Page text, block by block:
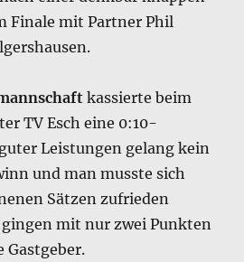
Finale mit Partner Phil
kassierte beim
TV Esch eine 0:10-
Leistungen gelang kein
und man musste sich
Sätzen zufrieden
gingen mit nur zwei Punkten
Gastgeber.